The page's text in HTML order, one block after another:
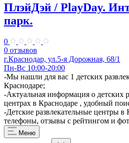
ПлэйДэй / PlayDay.
парк.
0
0 отзывов
г.Краснодар, ул.​5-я Дорожная, 68/1
Пн-Вс 10:00-20:00
-Мы нашли для вас 1 детских
Краснодаре;
-Актуальная информация о детских
центрах в Краснодаре , удобный
-Детские развлекательные центры в
телефоны, отзывы с рейтингом и
Меню